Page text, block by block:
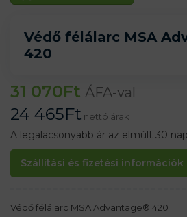
Védő félálarc MSA
420
31 070Ft ÁFA-val
24 465Ft nettó árak
A legalacsonyabb ár az elmúlt 30
Szállítási és fizetési információk
Védő félálarc MSA Advantage® 420